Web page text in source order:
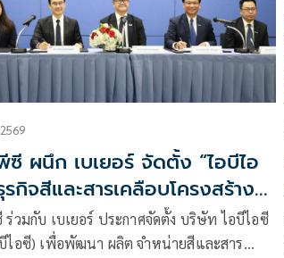
ซี ผนึก เบเยอร์ จัดตั้ง “ไอบีไอ
กิจสีและสารเคลือบโครงสร้าง
กระดับอุตสาหกรรมไทยสู่
นสากลอย่างยั่งยืน
ร่วมกับ เบเยอร์ ประกาศจัดตั้ง บริษัท ไอบีไอซี
ไอซี) เพื่อพัฒนา ผลิต จำหน่ายสีและสาร